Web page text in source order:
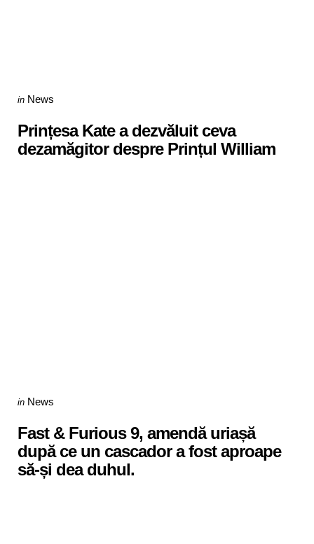
Categories
Posted
in News
Prințesa Kate a dezvăluit ceva
dezamăgitor despre Prințul William
Categories
Posted
in News
Fast & Furious 9, amendă uriașă
după ce un cascador a fost aproape
să-și dea duhul.